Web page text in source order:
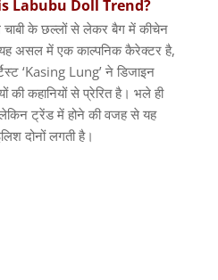
Labubu Doll Trend?
चाबी के छल्लों से लेकर बैग में कीचेन
असल में एक काल्पनिक कैरेक्टर है,
‘Kasing Lung’ ने डिजाइन
की कहानियों से प्रेरित है। भले ही
ट्रेंड में होने की वजह से यह
दोनों लगती है।